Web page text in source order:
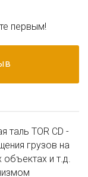
первым!
таль TOR CD -
грузов на
объектах и т.д.